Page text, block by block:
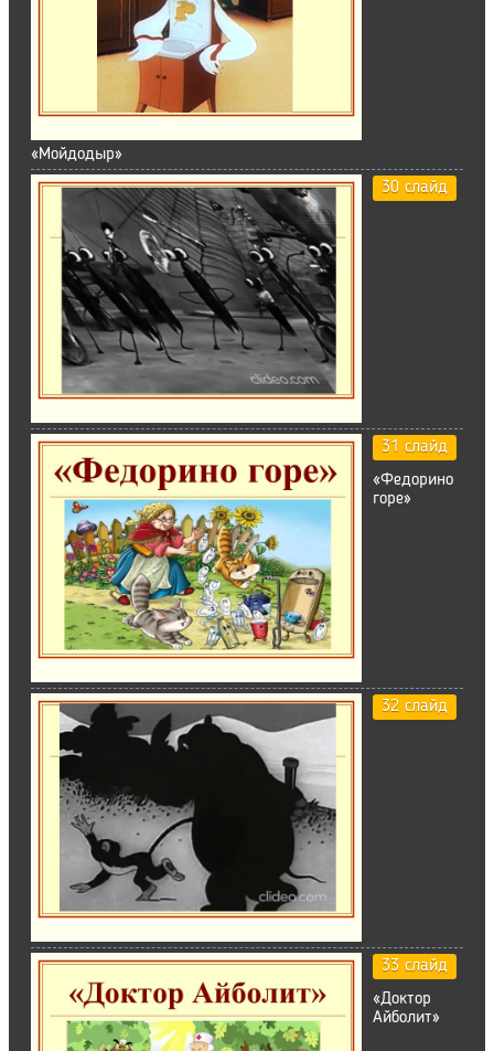
«Мойдодыр»
30 слайд
31 слайд
«Федорино
горе»
32 слайд
33 слайд
«Доктор
Айболит»